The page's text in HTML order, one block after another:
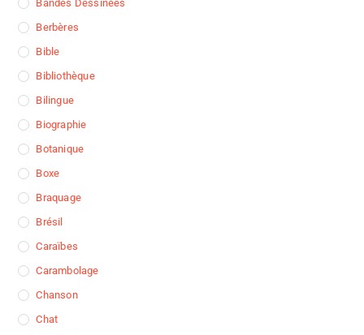
Bandes Dessinées
Berbères
Bible
Bibliothèque
Bilingue
Biographie
Botanique
Boxe
Braquage
Brésil
Caraïbes
Carambolage
Chanson
Chat